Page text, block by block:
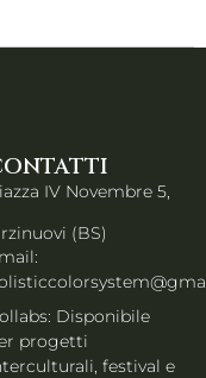
IV Novembre 5,
(BS)
Disponibile
progetti
festival e